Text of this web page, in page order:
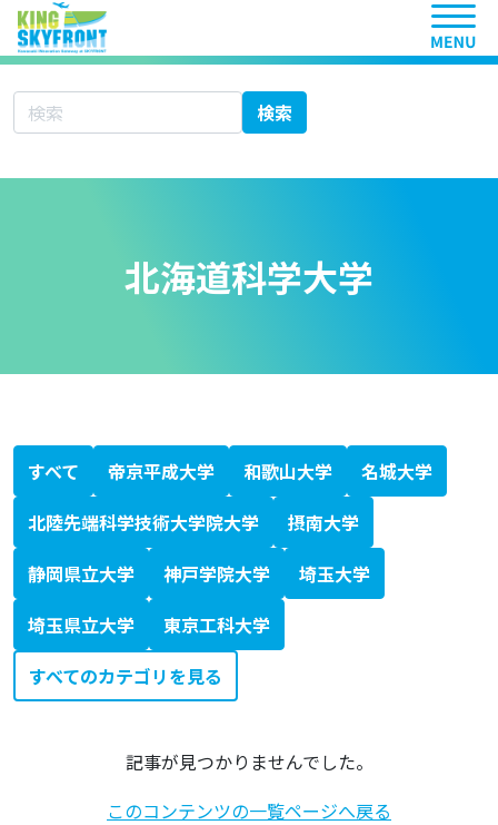
ヘッ
サイト内検索 検索
北海道科学大学
すべて 帝京平成大学 和歌山大学
名城大学
北陸先端科学技術大学院大学
摂南大学
静岡県立大学
神戸学院大学
埼玉大学
埼玉県立大学
東京工科大学
北海道科学大学
大学シーズ集 あ行
愛知医科大学
秋田大学
旭川医科大学
岩手医科大学
愛媛大学
大分大学
大阪医科薬科大学
大阪市立大学
大阪大学
岡山大学
大学シーズ集 か行
香川大学
鹿児島大学
金沢医科大学
金沢大学
川崎医科大学
関西医科大学
北里大学
岐阜大学
九州大学
京都大学
京都府立医科大学
杏林大学
近畿大学
熊本大学
久留米大学
群馬大学
慶應義塾大学
高知大学
神戸大学
国際医療福祉大学
大学シーズ集 さ行
埼玉医科大学
佐賀大学
札幌医科大学
産業医科大学
滋賀医科大学
自治医科大学
島根大学
順天堂大学
昭和大学
信州大学
聖マリアンナ医科大学
大学シーズ集 た行
千葉大学
筑波大学
帝京大学
東海大学
東京医科歯科大学
東京医科大学
東京慈恵会医科大学
東京女子医科大学
東京大学
東邦大学
東北医科薬科大学
東北大学
徳島大学
獨協医科大学
鳥取大学
富山大学
大学シーズ集 な行
長崎大学
名古屋市立大学
名古屋大学
奈良県立医科大学
新潟大学
日本医科大学
日本大学
大学シーズ集 は行
浜松医科大学
兵庫医科大学
弘前大学
広島大学
福井大学
福岡大学
福島県立医科大学
藤田医科大学
防衛医科大学校
北海道大学
大学シーズ集 ま行
三重大学
宮崎大学
大学シーズ集 や行
山形大学
山口大学
山梨大学
横浜市立大学
大学シーズ集 ら行
琉球大学
大学シーズ集 わ行
和歌山県立医科大学
専門書
医療系ベンチャー支援ガイドブック
科学技術・イノベーション白書
KISTEC ANNUAL REPORT 2023
かわさき産学連携ニュースレター
静岡がんセンターファルマバレープロジェクト
日経バイオテク
日経バイオ年鑑
バイオサイエンスとインダストリー
すべてのカテゴリを見る
記事が見つかりませんでした。
このコンテンツの一覧ページへ戻る